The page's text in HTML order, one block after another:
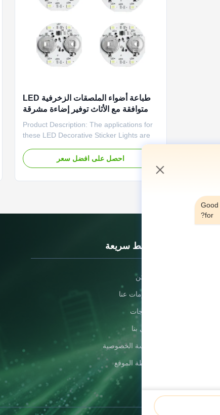
طباعة أضواء الملصقات الزخرفية LED
متوافقة مع الأثاث توفير إضاءة مشرقة
وتصاميم طباعة فريدة
Product Description: The applications for
these LED Decorative Sticker Lights are
virtually endless. Use them to accentuate
architectural features on your walls, create
stunning ceiling patterns, or add a colorful
احصل على افضل سعر
روابط سريعة
مسكن
معلومات عنا
المنتجات
اتصل بنا
سياسة الخصوصية
خريطة الموقع
Good
for?